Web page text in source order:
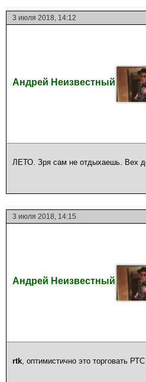
3 июля 2018, 14:12
Андрей Неизвестный
ЛЕТО. Зря сам не отдыхаешь. Вех
3 июля 2018, 14:15
Андрей Неизвестный
rtk, оптимистично это торговать